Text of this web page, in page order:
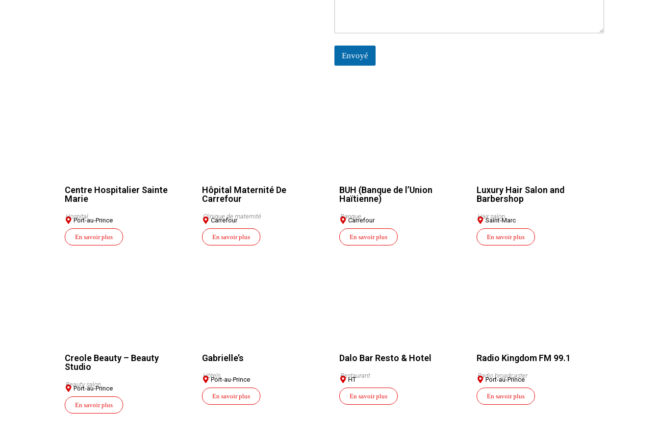
s
Envoyé
Centre Hospitalier Sainte
Marie
Hospital
Port-au-Prince
En savoir plus
Hôpital Maternité De
Carrefour
Clinique de maternité
Carrefour
En savoir plus
BUH (Banque de l’Union
Haïtienne)
Banque
Carrefour
En savoir plus
Luxury Hair Salon and
Barbershop
Hair salon
Saint-Marc
En savoir plus
Creole Beauty – Beauty
Studio
Beauty salon
Port-au-Prince
En savoir plus
Gabrielle’s
Hôtels
Port-au-Prince
En savoir plus
Dalo Bar Resto & Hotel
Restaurant
HT
En savoir plus
Radio Kingdom FM 99.1
Radio broadcaster
Port-au-Prince
En savoir plus